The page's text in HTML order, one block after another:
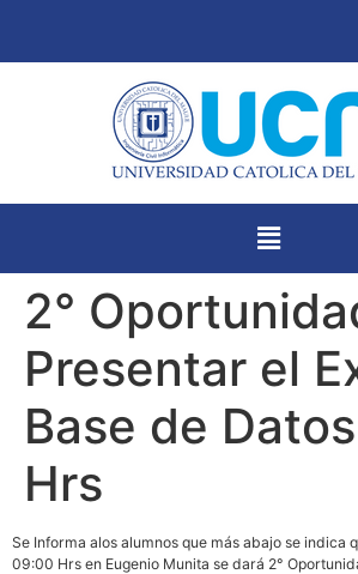
2°
Presentar el
Base de
Hrs
Se Informa alos alumnos que más abajo se indica
09:00 Hrs en Eugenio Munita se dará 2°